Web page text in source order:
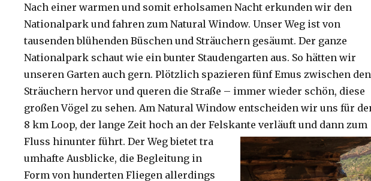
Nach einer warmen und somit erholsamen Nacht erkunden wir den
Nationalpark und fahren zum Natural Window. Unser Weg ist von
tausenden blühenden Büschen und Sträuchern gesäumt. Der ganze
Nationalpark schaut wie ein bunter Staudengarten aus. So hätten wir
unseren Garten auch gern. Plötzlich spazieren fünf Emus zwischen den
Sträuchern hervor und queren die Straße – immer wieder schön, diese
großen Vögel zu sehen. Am Natural Window entscheiden wir uns für
8 km Loop, der lange Zeit hoch an der Felskante verläuft und dann zum
Fluss hinunter führt. Der Weg bietet tra
umhafte Ausblicke, die Begleitung in
Form von hunderten Fliegen allerdings